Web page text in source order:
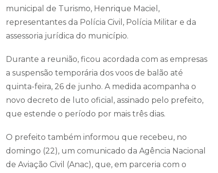
municipal de Turismo, Henrique Maciel,
representantes da Polícia Civil, Polícia Militar e da
assessoria jurídica do município.
Durante a reunião, ficou acordada com as empresas
a suspensão temporária dos voos de balão até
quinta-feira, 26 de junho. A medida acompanha o
novo decreto de luto oficial, assinado pelo prefeito,
que estende o período por mais três dias.
O prefeito também informou que recebeu, no
domingo (22), um comunicado da Agência Nacional
de Aviação Civil (Anac), que, em parceria com o